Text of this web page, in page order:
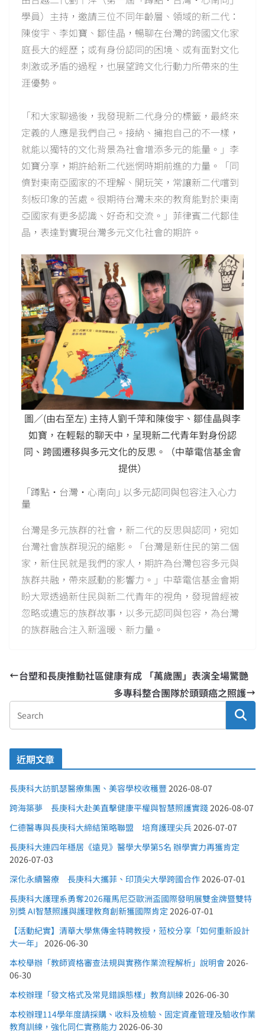
學員）主持，邀請三位不同年齡層、領域的新二代：
陳俊宇、李如寶、鄒佳晶，暢聊在台灣的跨國文化家
庭長大的經歷；或有身份認同的困境、或有面對文化
刺激或矛盾的過程，也展望跨文化行動力所帶來的生
涯優勢。
「和大家聊過後，我發現新二代身分的標籤，最終來
定義的人應是我們自己。接納、擁抱自己的不一樣，
就能以獨特的文化背景為社會增添多元的能量。」李
如寶分享，期許給新二代迷惘時期前進的力量。「同
儕對東南亞國家的不理解、開玩笑，常讓新二代嚐到
刻板印象的苦處。很期待台灣未來的教育能對於東南
亞國家有更多認識、好奇和交流。」菲律賓二代鄒佳
晶，表達對實現台灣多元文化社會的期許。
圖／(由右至左) 主持人劉千萍和陳俊宇、鄒佳晶與李
如寶，在輕鬆的聊天中，呈現新二代青年對身份認
同、跨國遷移與多元文化的反思。（中華電信基金會
提供）
「蹲點‧台灣‧心南向｣ 以多元認同與包容注入心力
量
台灣是多元族群的社會，新二代的反思與認同，宛如
台灣社會族群現況的縮影。「台灣是新住民的第二個
家，新住民就是我們的家人，期許為台灣包容多元與
族群共融，帶來感動的影響力。」中華電信基金會期
盼大眾透過新住民與新二代青年的視角，發現曾經被
忽略或遺忘的族群故事，以多元認同與包容，為台灣
的族群融合注入新溫暖、新力量。
台塑和長庚推動社區健康有成 「萬歲團」表演全場驚艷
多專科整合團隊於頭頸癌之照護
近期文章
長庚科大訪凱瑟醫療集團、美容學校收穫豐 2026-08-07
跨海築夢 長庚科大赴美直擊健康平權與智慧照護實踐 2026-08-07
仁德醫專與長庚科大締結策略聯盟 培育護理尖兵 2026-07-07
長庚科大連四年穩居《遠見》醫學大學第5名 辦學實力再獲肯定
2026-07-03
深化永續醫療 長庚科大攜菲、印頂尖大學跨國合作 2026-07-01
長庚科大護理系勇奪2026羅馬尼亞歐洲盃國際發明展雙金牌暨雙特
別獎 AI智慧照護與護理教育創新獲國際肯定 2026-07-01
【活動紀實】清華大學焦傳金特聘教授，蒞校分享「如何重新設計
大一年」
2026-06-30
本校舉辦「教師資格審查法規與實務作業流程解析」說明會 2026-
06-30
本校辦理「發文格式及常見錯誤態樣」教育訓練 2026-06-30
本校辦理114學年度請採購、收料及檢驗、固定資產管理及驗收作業
教育訓練，強化同仁實務能力 2026-06-30